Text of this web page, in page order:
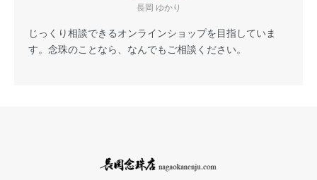
長岡 ゆかり
じっくり相談できるオンラインショップを目指していま
す。念珠のことなら、なんでもご相談ください。